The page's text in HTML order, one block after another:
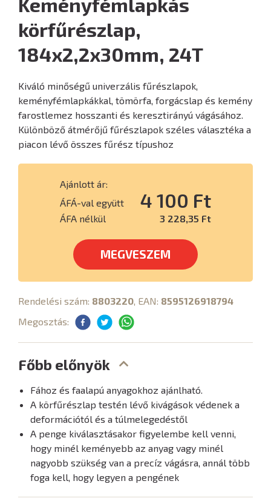
körfűrészlap,
184x2,2x30mm, 24T
Kiváló minőségű univerzális fűrészlapok,
keményfémlapkákkal, tömörfa, forgácslap és kemény
farostlemez hosszanti és keresztirányú vágásához.
Különböző átmérőjű fűrészlapok széles választéka a
piacon lévő összes fűrész típushoz
Ajánlott ár:
ÁFÁ-val együtt
4 100 Ft
ÁFA nélkül 3 228,35 Ft
MEGVESZEM
Rendelési szám: 8803220 , EAN: 8595126918794
Megosztás:
Főbb előnyök
Fához és faalapú anyagokhoz ajánlható.
A körfűrészlap testén lévő kivágások védenek a
deformációtól és a túlmelegedéstől
A penge kiválasztásakor figyelembe kell venni,
hogy minél keményebb az anyag vagy minél
nagyobb szükség van a precíz vágásra, annál több
foga kell, hogy legyen a pengének